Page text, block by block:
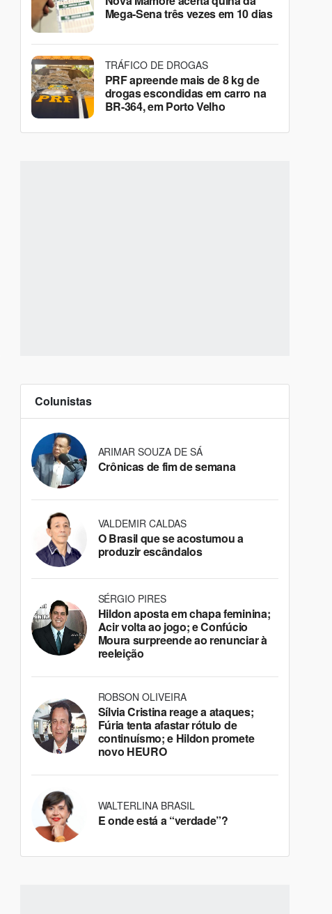
Mega-Sena três vezes em 10 dias
TRÁFICO DE DROGAS
PRF apreende mais de 8 kg de
drogas escondidas em carro na
BR-364, em Porto Velho
Colunistas
ARIMAR SOUZA DE SÁ
Crônicas de fim de semana
VALDEMIR CALDAS
O Brasil que se acostumou a
produzir escândalos
SÉRGIO PIRES
Hildon aposta em chapa feminina;
Acir volta ao jogo; e Confúcio
Moura surpreende ao renunciar à
reeleição
ROBSON OLIVEIRA
Sílvia Cristina reage a ataques;
Fúria tenta afastar rótulo de
continuísmo; e Hildon promete
novo HEURO
WALTERLINA BRASIL
E onde está a “verdade”?